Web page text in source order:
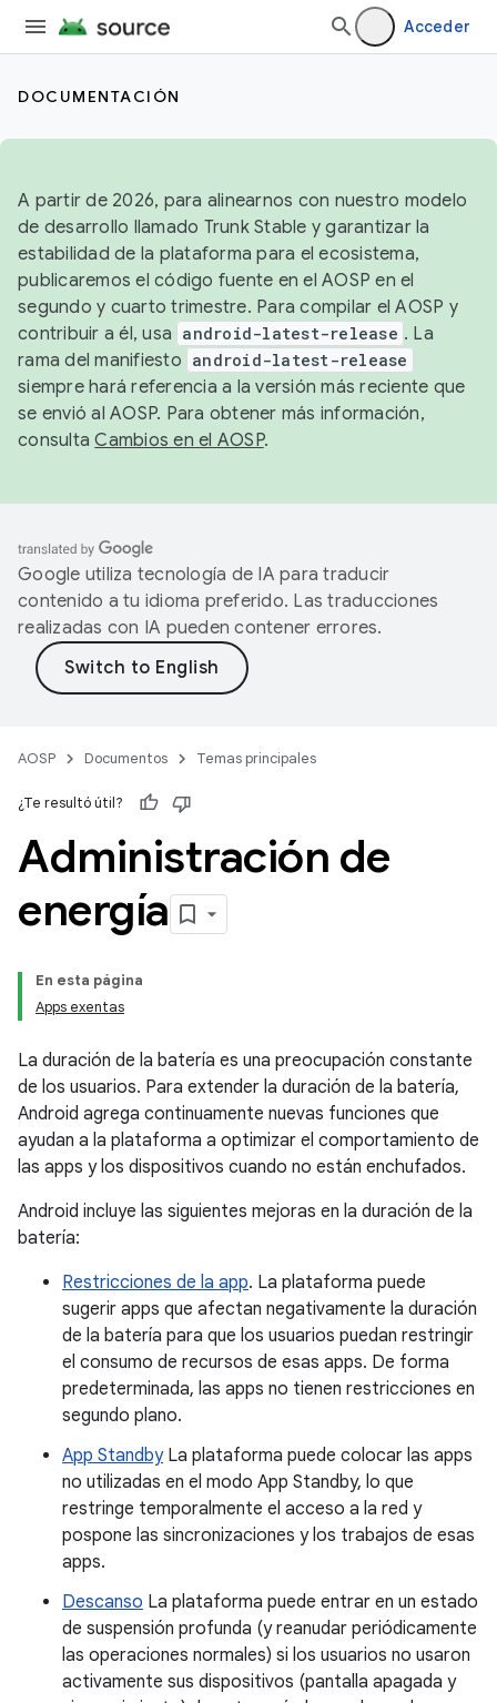
Acceder
DOCUMENTACIÓN
A partir de 2026, para alinearnos con nuestro modelo
de desarrollo llamado Trunk Stable y garantizar la
estabilidad de la plataforma para el ecosistema,
publicaremos el código fuente en el AOSP en el
segundo y cuarto trimestre. Para compilar el AOSP y
contribuir a él, usa android-latest-release . La
rama del manifiesto android-latest-release
siempre hará referencia a la versión más reciente que
se envió al AOSP. Para obtener más información,
consultaCambios en el AOSP.
Google utiliza tecnología de IA para traducir
contenido a tu idioma preferido. Las traducciones
realizadas con IA pueden contener errores.
AOSP Documentos Temas principales
¿Te resultó útil?
Administración de
energía
En esta página
Apps exentas
La duración de la batería es una preocupación constante
de los usuarios. Para extender la duración de la batería,
Android agrega continuamente nuevas funciones que
ayudan a la plataforma a optimizar el comportamiento de
las apps y los dispositivos cuando no están enchufados.
Android incluye las siguientes mejoras en la duración de la
batería:
Restricciones de la app. La plataforma puede
sugerir apps que afectan negativamente la duración
de la batería para que los usuarios puedan restringir
el consumo de recursos de esas apps. De forma
predeterminada, las apps no tienen restricciones en
segundo plano.
App StandbyLa plataforma puede colocar las apps
no utilizadas en el modo App Standby, lo que
restringe temporalmente el acceso a la red y
pospone las sincronizaciones y los trabajos de esas
apps.
Descanso La plataforma puede entrar en un estado
de suspensión profunda (y reanudar periódicamente
las operaciones normales) si los usuarios no usaron
activamente sus dispositivos (pantalla apagada y